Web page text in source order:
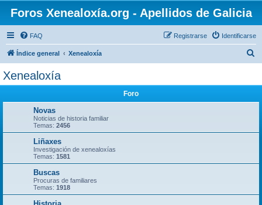
Foros Xenealoxía.org - Apellidos de Galicia
FAQ Identificarse
Registrarse
Índice general Xenealoxía
Xenealoxía
Foro
Novas
Noticias de historia familiar
Temas: 2456
Liñaxes
Investigación de xenealoxías
Temas: 1581
Buscas
Procuras de familiares
Temas: 1918